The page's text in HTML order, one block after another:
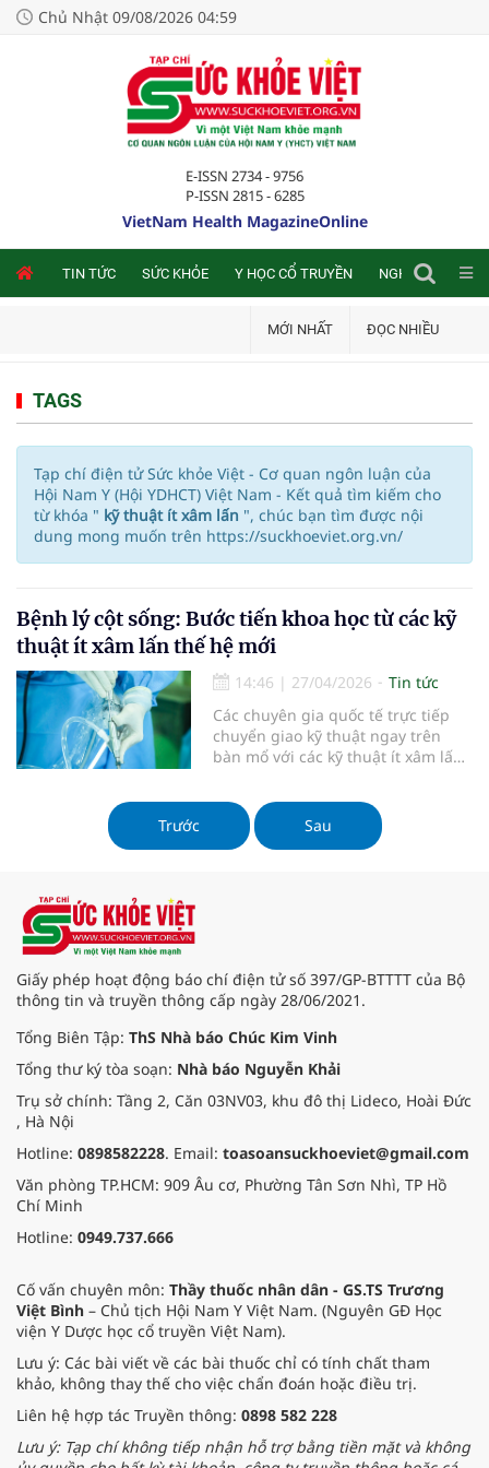
Chủ Nhật 09/08/2026 04:59
E-ISSN 2734 - 9756
P-ISSN 2815 - 6285
VietNam Health MagazineOnline
TIN TỨC SỨC KHỎE Y HỌC CỔ TRUYỀN NGHIÊN CỨU
MỚI NHẤT ĐỌC NHIỀU
TAGS
Tạp chí điện tử Sức khỏe Việt - Cơ quan ngôn luận của
Hội Nam Y (Hội YDHCT) Việt Nam - Kết quả tìm kiếm cho
từ khóa " kỹ thuật ít xâm lấn ", chúc bạn tìm được nội
dung mong muốn trên https://suckhoeviet.org.vn/
Bệnh lý cột sống: Bước tiến khoa học từ các kỹ
thuật ít xâm lấn thế hệ mới
14:46 | 27/04/2026
Tin tức
Các chuyên gia quốc tế trực tiếp
chuyển giao kỹ thuật ngay trên
bàn mổ với các kỹ thuật ít xâm lấn
hình cách điều trị bệnh lý cột sống
ở nước ta như: nội soi, sử dụng
robot…
Trước Sau
Giấy phép hoạt động báo chí điện tử số 397/GP-BTTTT của Bộ
thông tin và truyền thông cấp ngày 28/06/2021.
Tổng Biên Tập: ThS Nhà báo Chúc Kim Vinh
Tổng thư ký tòa soạn: Nhà báo Nguyễn Khải
Trụ sở chính: Tầng 2, Căn 03NV03, khu đô thị Lideco, Hoài Đức
, Hà Nội
Hotline: 0898582228. Email: toasoansuckhoeviet@gmail.com
Văn phòng TP.HCM: 909 Âu cơ, Phường Tân Sơn Nhì, TP Hồ
Chí Minh
Hotline: 0949.737.666
Cố vấn chuyên môn: Thầy thuốc nhân dân - GS.TS Trương
Việt Bình – Chủ tịch Hội Nam Y Việt Nam. (Nguyên GĐ Học
viện Y Dược học cổ truyền Việt Nam).
Lưu ý: Các bài viết về các bài thuốc chỉ có tính chất tham
khảo, không thay thế cho việc chẩn đoán hoặc điều trị.
Liên hệ hợp tác Truyền thông: 0898 582 228
Lưu ý: Tạp chí không tiếp nhận hỗ trợ bằng tiền mặt và không